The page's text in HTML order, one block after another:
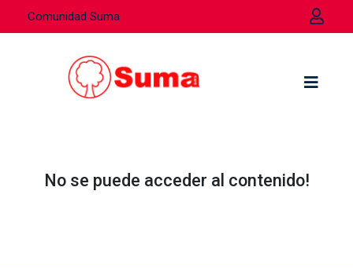
Comunidad Suma
No se puede acceder al contenido!